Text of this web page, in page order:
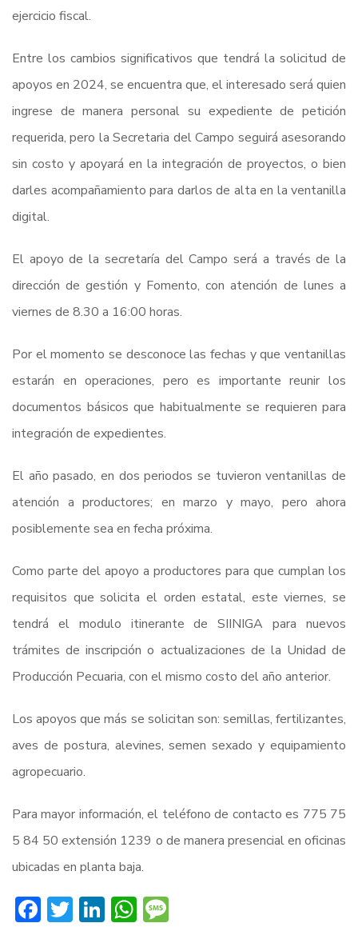
ejercicio fiscal.
Entre los cambios significativos que tendrá la solicitud de
apoyos en 2024, se encuentra que, el interesado será quien
ingrese de manera personal su expediente de petición
requerida, pero la Secretaria del Campo seguirá asesorando
sin costo y apoyará en la integración de proyectos, o bien
darles acompañamiento para darlos de alta en la ventanilla
digital.
El apoyo de la secretaría del Campo será a través de la
dirección de gestión y Fomento, con atención de lunes a
viernes de 8.30 a 16:00 horas.
Por el momento se desconoce las fechas y que ventanillas
estarán en operaciones, pero es importante reunir los
documentos básicos que habitualmente se requieren para
integración de expedientes.
El año pasado, en dos periodos se tuvieron ventanillas de
atención a productores; en marzo y mayo, pero ahora
posiblemente sea en fecha próxima.
Como parte del apoyo a productores para que cumplan los
requisitos que solicita el orden estatal, este viernes, se
tendrá el modulo itinerante de SIINIGA para nuevos
trámites de inscripción o actualizaciones de la Unidad de
Producción Pecuaria, con el mismo costo del año anterior.
Los apoyos que más se solicitan son: semillas, fertilizantes,
aves de postura, alevines, semen sexado y equipamiento
agropecuario.
Para mayor información, el teléfono de contacto es 775 75
5 84 50 extensión 1239 o de manera presencial en oficinas
ubicadas en planta baja.
Facebook
Twitter
LinkedIn
WhatsApp